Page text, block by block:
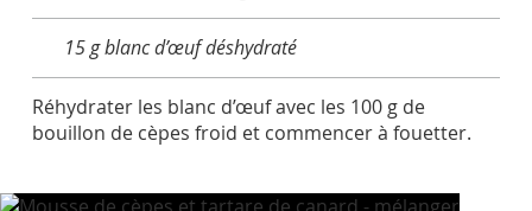
15 g blanc d’œuf déshydraté
Réhydrater les blanc d’œuf avec les 100 g de
bouillon de cèpes froid et commencer à fouetter.